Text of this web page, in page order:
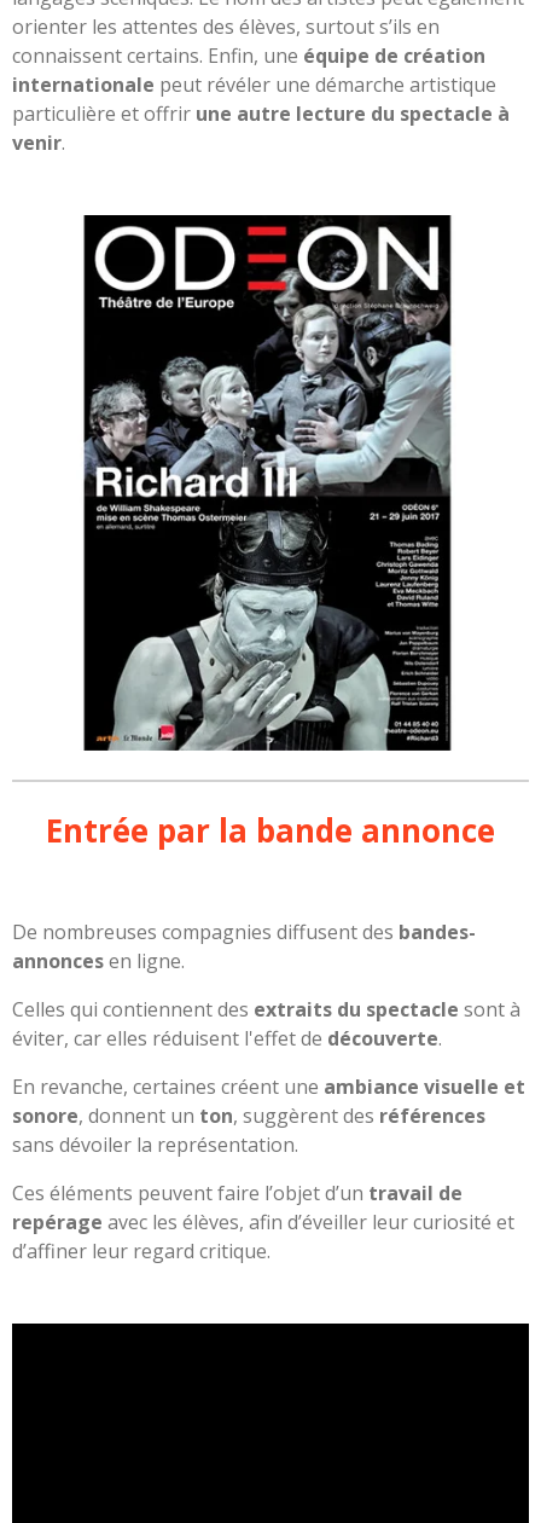
orienter les attentes des élèves, surtout s’ils en
connaissent certains. Enfin, une équipe de création
internationale peut révéler une démarche artistique
particulière et offrir une autre lecture du spectacle à
venir.
Entrée par la bande annonce
De nombreuses compagnies diffusent des bandes-
annoncesen ligne.
Celles qui contiennent des extraits du spectacle sont à
éviter, car elles réduisent l'effet de découverte.
En revanche, certaines créent une ambiance visuelle et
sonore, donnent un ton, suggèrent des références
sans dévoiler la représentation.
Ces éléments peuvent faire l’objet d’un travail de
repérage avec les élèves, afin d’éveiller leur curiosité et
d’affiner leur regard critique.